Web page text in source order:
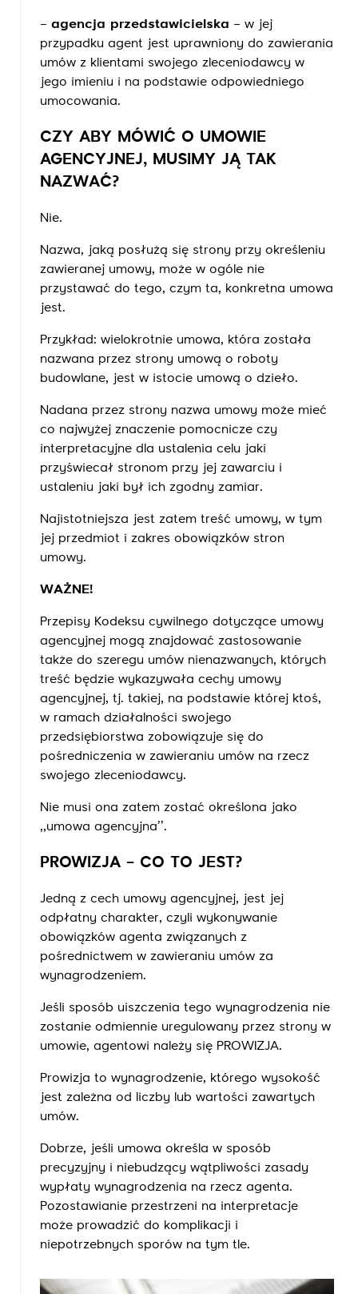
– agencja przedstawicielska – w jej
przypadku agent jest uprawniony do zawierania
umów z klientami swojego zleceniodawcy w
jego imieniu i na podstawie odpowiedniego
umocowania.
CZY ABY MÓWIĆ O UMOWIE
AGENCYJNEJ, MUSIMY JĄ TAK
NAZWAĆ?
Nie.
Nazwa, jaką posłużą się strony przy określeniu
zawieranej umowy, może w ogóle nie
przystawać do tego, czym ta, konkretna umowa
jest.
Przykład: wielokrotnie umowa, która została
nazwana przez strony umową o roboty
budowlane, jest w istocie umową o dzieło.
Nadana przez strony nazwa umowy może mieć
co najwyżej znaczenie pomocnicze czy
interpretacyjne dla ustalenia celu jaki
przyświecał stronom przy jej zawarciu i
ustaleniu jaki był ich zgodny zamiar.
Najistotniejsza jest zatem treść umowy, w tym
jej przedmiot i zakres obowiązków stron
umowy.
WAŻNE!
Przepisy Kodeksu cywilnego dotyczące umowy
agencyjnej mogą znajdować zastosowanie
także do szeregu umów nienazwanych, których
treść będzie wykazywała cechy umowy
agencyjnej, tj. takiej, na podstawie której ktoś,
w ramach działalności swojego
przedsiębiorstwa zobowiązuje się do
pośredniczenia w zawieraniu umów na rzecz
swojego zleceniodawcy.
Nie musi ona zatem zostać określona jako
,,umowa agencyjna’’.
PROWIZJA – CO TO JEST?
Jedną z cech umowy agencyjnej, jest jej
odpłatny charakter, czyli wykonywanie
obowiązków agenta związanych z
pośrednictwem w zawieraniu umów za
wynagrodzeniem.
Jeśli sposób uiszczenia tego wynagrodzenia nie
zostanie odmiennie uregulowany przez strony w
umowie, agentowi należy się PROWIZJA.
Prowizja to wynagrodzenie, którego wysokość
jest zależna od liczby lub wartości zawartych
umów.
Dobrze, jeśli umowa określa w sposób
precyzyjny i niebudzący wątpliwości zasady
wypłaty wynagrodzenia na rzecz agenta.
Pozostawianie przestrzeni na interpretacje
może prowadzić do komplikacji i
niepotrzebnych sporów na tym tle.